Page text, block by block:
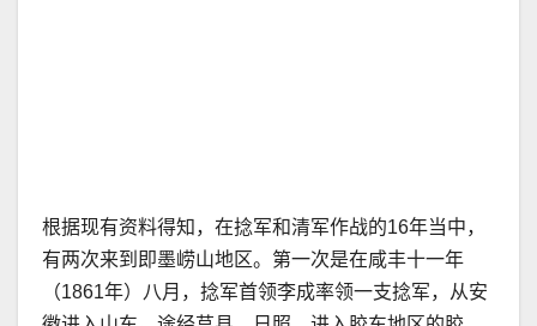
根据现有资料得知，在捻军和清军作战的16年当中，
有两次来到即墨崂山地区。第一次是在咸丰十一年
（1861年）八月，捻军首领李成率领一支捻军，从安